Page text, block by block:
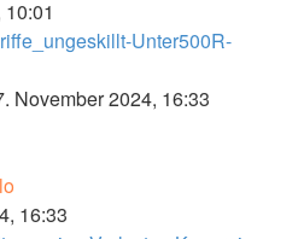
Unter500R-
November 2024, 16:33
16:33